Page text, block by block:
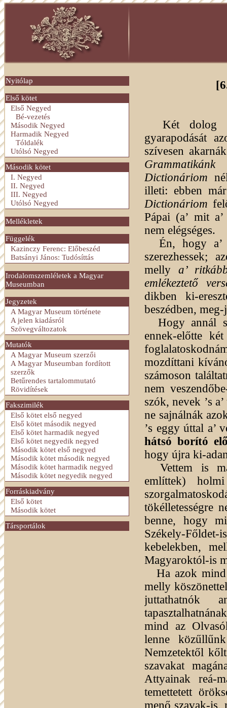
Nyitólap
Első kötet
Első Negyed
Bé-vezetés
Második Negyed
Harmadik Negyed
Tóldalék
Utólsó Negyed
Második kötet
I. Negyed
II. Negyed
III. Negyed
Utólsó Negyed
Mellékletek
Függelék
Kazinczy Ferenc: Előbeszéd
Batsányi János: Tudósíttás
Irodalomszemléletek a Magyar
Museumban
Jegyzetek
A Magyar Museum története
A jelen kiadásról
Szövegváltozatok
Mutatók
A Magyar Museum szerzői
A Magyar Museumban fordított
szerzők
Betűrendes tartalommutató
Rövidítések
Fakszimilék
Első kötet első negyed
Első kötet második negyed
Első kötet harmadik negyed
Első kötet negyedik negyed
Második kötet első negyed
Második kötet második negyed
Második kötet harmadik negyed
Második kötet negyedik negyed
Forráskiadvány
Első kötet
Második kötet
Társportálok
Két dolog
gyarapodását
szívesen
Grammatikánk
Dictionáriom
illeti: ebben
Dictionáriom
Pápai (a’ mit
nem elégséges.
Én, hogy
szerezhessek;
melly a’
emlékeztető
dikben ki-
beszédben,
Hogy annál
ennek-előtte
mozdíttani
számoson
nem
szók, nevek ’s
ne sajnálnák
’s eggy úttal a’
hátsó borító
hogy újra ki-
Vettem is
említtek)
tökélletességre
benne, hogy
Székely-
kebelekben,
Magyaroktól-is
Ha azok mind
melly
juttathatnók
mind az
lenne
Nemzetektől
szavakat
Attyainak reá-
temettetett
menő szavak-is,